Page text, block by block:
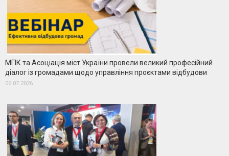
МГІК та Асоціація міст України провели великий професійний
діалог із громадами щодо управління проєктами відбудови
06.07.2026